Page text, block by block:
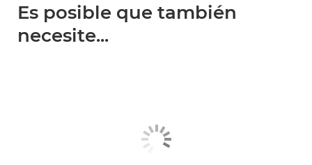
Es posible que también
necesite...